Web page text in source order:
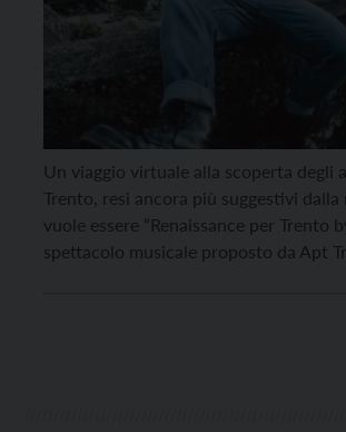
Un viaggio virtuale alla scoperta degli
Trento, resi ancora più suggestivi dalla
vuole essere “Renaissance per Trento
spettacolo musicale proposto da Apt